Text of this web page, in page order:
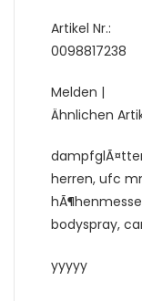
Artikel Nr.:
0098817238
Melden |
Ähnlichen
herren, ufc
bodyspray,
yyyyy